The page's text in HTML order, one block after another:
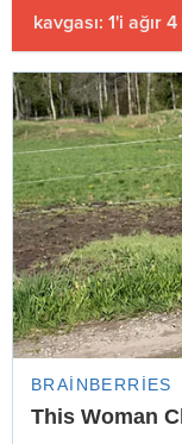
kavgası: 1'i ağır